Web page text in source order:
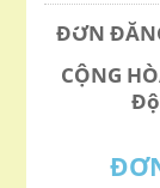
U
ĐƠN
CỘNG